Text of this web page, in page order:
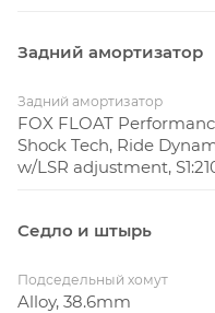
Задний амортизатор
Задний амортизатор
FOX FLOAT
Shock Tech, Ride
w/LSR adjustment,
Седло и штырь
Подседельный хомут
Alloy, 38.6mm